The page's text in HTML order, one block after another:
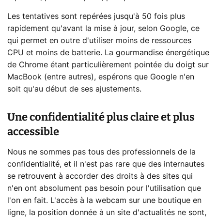
Les tentatives sont repérées jusqu'à 50 fois plus
rapidement qu'avant la mise à jour, selon Google, ce
qui permet en outre d'utiliser moins de ressources
CPU et moins de batterie. La gourmandise énergétique
de Chrome étant particulièrement pointée du doigt sur
MacBook (entre autres), espérons que Google n'en
soit qu'au début de ses ajustements.
Une confidentialité plus claire et plus
accessible
Nous ne sommes pas tous des professionnels de la
confidentialité, et il n'est pas rare que des internautes
se retrouvent à accorder des droits à des sites qui
n'en ont absolument pas besoin pour l'utilisation que
l'on en fait. L'accès à la webcam sur une boutique en
ligne, la position donnée à un site d'actualités ne sont,